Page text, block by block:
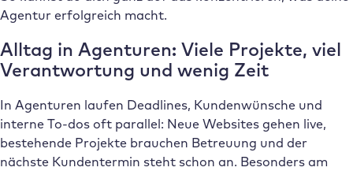
Agentur erfolgreich macht.
Alltag in Agenturen: Viele Projekte, viel
Verantwortung und wenig Zeit
In Agenturen laufen Deadlines, Kundenwünsche und
interne To-dos oft parallel: Neue Websites gehen live,
bestehende Projekte brauchen Betreuung und der
nächste Kundentermin steht schon an. Besonders am